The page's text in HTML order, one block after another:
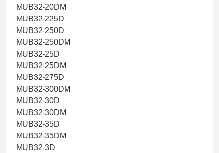
MUB32-20DM
MUB32-225D
MUB32-250D
MUB32-250DM
MUB32-25D
MUB32-25DM
MUB32-275D
MUB32-300DM
MUB32-30D
MUB32-30DM
MUB32-35D
MUB32-35DM
MUB32-3D